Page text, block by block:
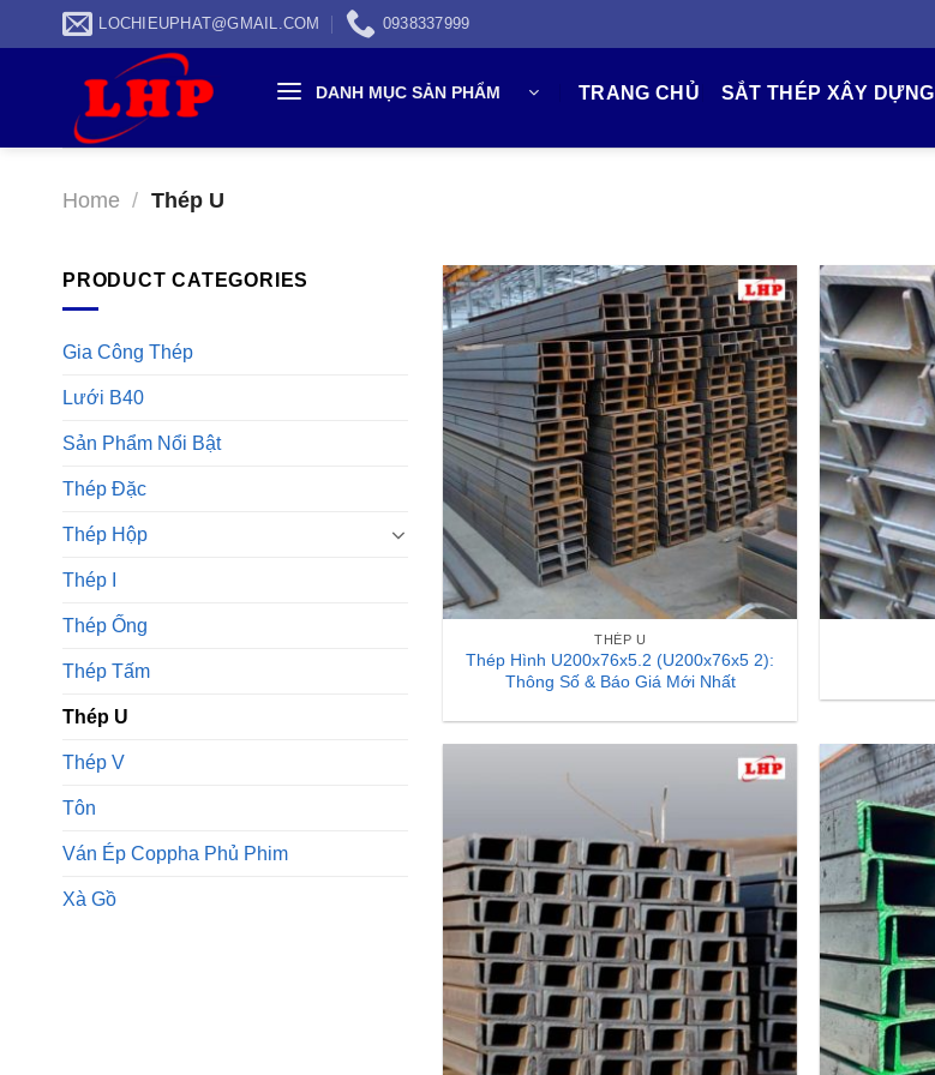
to
LOCHIEUPHAT@GMAIL.COM 0938337999
DANH MỤC SẢN PHẨM TRANG CHỦ SẮT THÉP XÂY DỰNG
Home / Thép U
PRODUCT CATEGORIES
Gia Công Thép
Lưới B40
Sản Phẩm Nổi Bật
Thép Đặc
Thép Hộp
Thép I
Thép Ống
Thép Tấm
Thép U
Thép V
Tôn
Ván Ép Coppha Phủ Phim
Xà Gồ
THÉP U
Thép Hình U200x76x5.2 (U200x76x5 2):
Thông Số & Báo Giá Mới Nhất